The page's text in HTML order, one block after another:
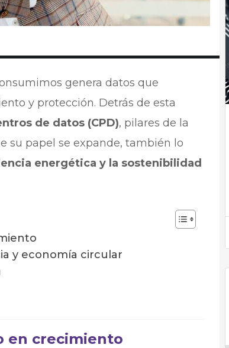
genera datos que
y protección. Detrás de esta
de datos (CPD), pilares de la
su papel se expande, también lo
energética y la sostenibilidad
y economía circular
en crecimiento